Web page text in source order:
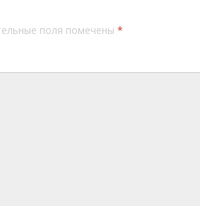
поля помечены *